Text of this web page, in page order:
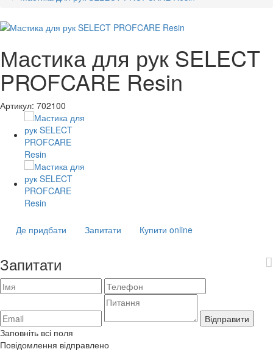
Мастика для рук SELECT
PROFCARE Resin
Артикул: 702100
Де придбати Запитати Купити online
Запитати
Відправити
Заповніть всі поля
Повідомлення відправлено